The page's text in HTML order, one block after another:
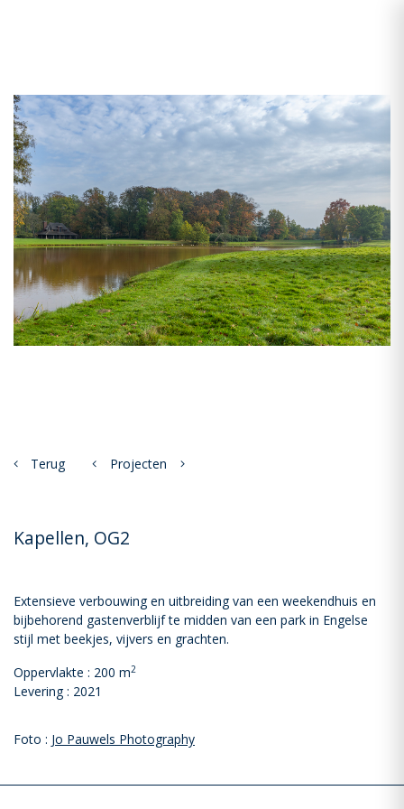
Terug Projecten
Kapellen, OG2
Extensieve verbouwing en uitbreiding van een weekendhuis en
bijbehorend gastenverblijf te midden van een park in Engelse
stijl met beekjes, vijvers en grachten.
Oppervlakte : 200 m2
Levering : 2021
Foto : Jo Pauwels Photography